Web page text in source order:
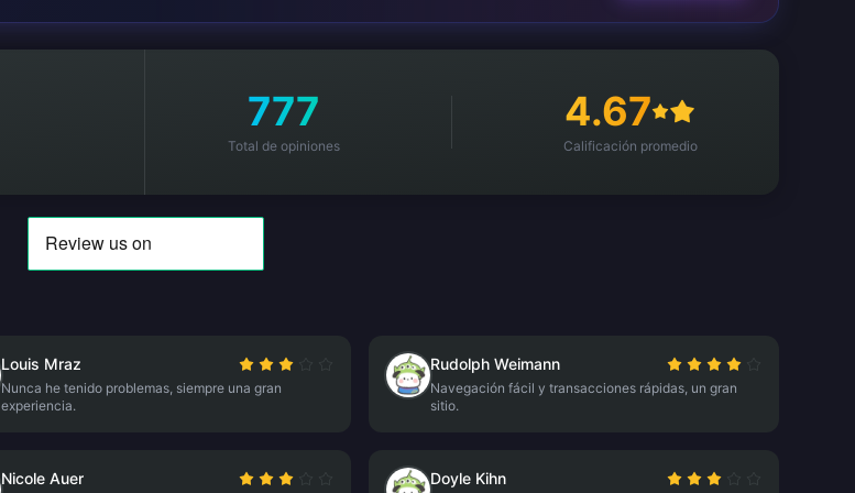
777
Total de opiniones
4.67
Calificación promedio
Louis Mraz
Nunca he tenido problemas, siempre una gran
experiencia.
Rudolph Weimann
Navegación fácil y transacciones rápidas, un gran
sitio.
Nicole Auer Doyle Kihn